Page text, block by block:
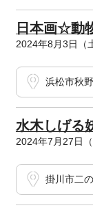
日本画☆動
2024年8月3日（
浜松市秋
水木しげる
2024年7月27日
掛川市二